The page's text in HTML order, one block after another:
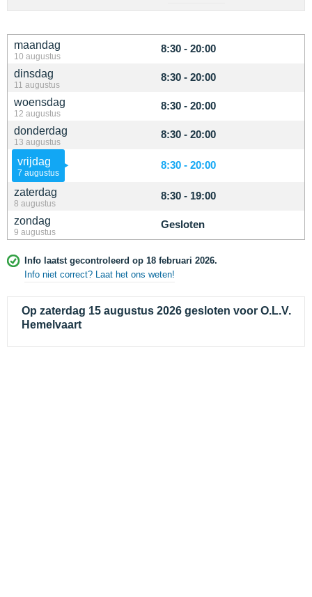
maandag
10 augustus
8:30 - 20:00
dinsdag
11 augustus
8:30 - 20:00
woensdag
12 augustus
8:30 - 20:00
donderdag
13 augustus
8:30 - 20:00
vrijdag
7 augustus
8:30 - 20:00
zaterdag
8 augustus
8:30 - 19:00
zondag
9 augustus
Gesloten
Info laatst gecontroleerd op 18 februari 2026.
Info niet correct? Laat het ons weten!
Op zaterdag 15 augustus 2026 gesloten voor O.L.V.
Hemelvaart